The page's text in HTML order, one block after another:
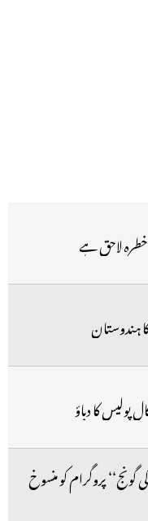
لاحق ہے
ہندوستان
پولیس کا دباؤ
پروگرام کو منسوخ